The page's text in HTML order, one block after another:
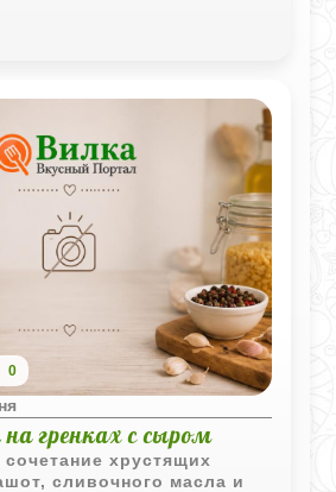
особенно интересным.
0
гренках с сыром
сочетание хрустящих
сливочного масла и